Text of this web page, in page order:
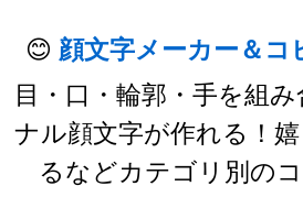
😊 顔文字メーカー＆コ
目・口・輪郭・手を組
ナル顔文字が作れる！
るなどカテゴリ別の